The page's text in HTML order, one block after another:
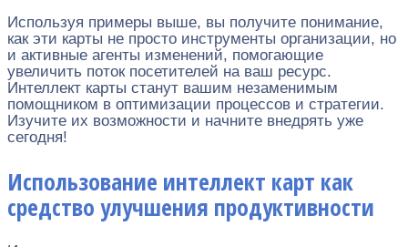
Используя примеры выше, вы получите понимание,
как эти карты не просто инструменты организации, но
и активные агенты изменений, помогающие
увеличить поток посетителей на ваш ресурс.
Интеллект карты станут вашим незаменимым
помощником в оптимизации процессов и стратегии.
Изучите их возможности и начните внедрять уже
сегодня!
Использование интеллект карт как
средство улучшения продуктивности